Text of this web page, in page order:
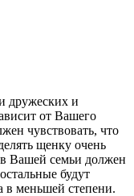
дружеских и
от Вашего
чувствовать, что
щенку очень
Вашей семьи должен
будут
в меньшей степени.